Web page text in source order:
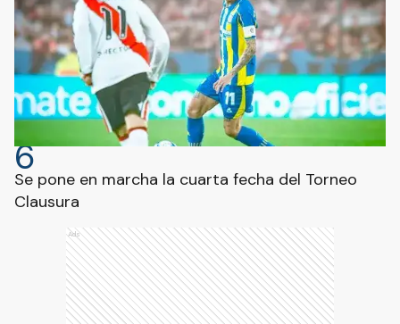
6
Se pone en marcha la cuarta fecha del Torneo
Clausura
Ads